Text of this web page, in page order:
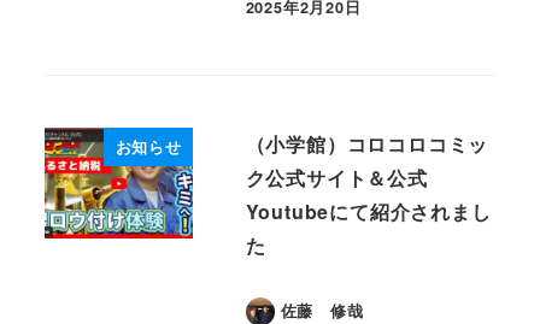
投稿日
2025年2月20日
お知らせ
（小学館）コロコロコミッ
ク公式サイト＆公式
Youtubeにて紹介されまし
た
佐藤 修哉